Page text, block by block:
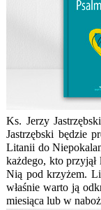
Ks. Jerzy
Jastrzębski będzie
Litanii do
każdego, kto
Nią pod krzyżem.
właśnie warto ją
miesiąca lub w